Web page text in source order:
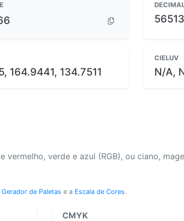
164.9441, 134.7511
CIELUV
N/A,
verde e azul (RGB), ou ciano,
Gerador de Paletas e a Escala de Cores.
CMYK